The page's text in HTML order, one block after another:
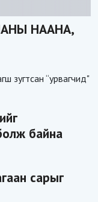
НААНА,
зугтсан “урвагчид"
байна
сарыг